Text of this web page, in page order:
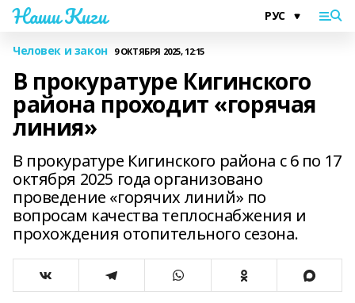
Наши Киги
Человек и закон 9 ОКТЯБРЯ 2025, 12:15
В прокуратуре Кигинского
района проходит «горячая
линия»
В прокуратуре Кигинского района с 6 по 17
октября 2025 года организовано
проведение «горячих линий» по
вопросам качества теплоснабжения и
прохождения отопительного сезона.